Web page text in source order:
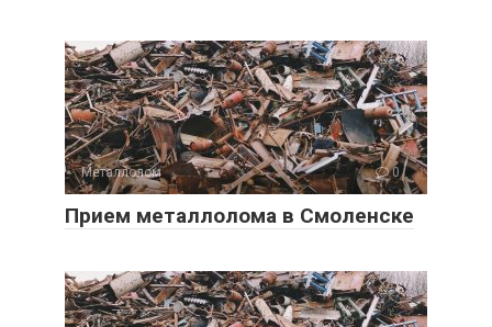
Металлолом 0
Прием металлолома в Смоленске